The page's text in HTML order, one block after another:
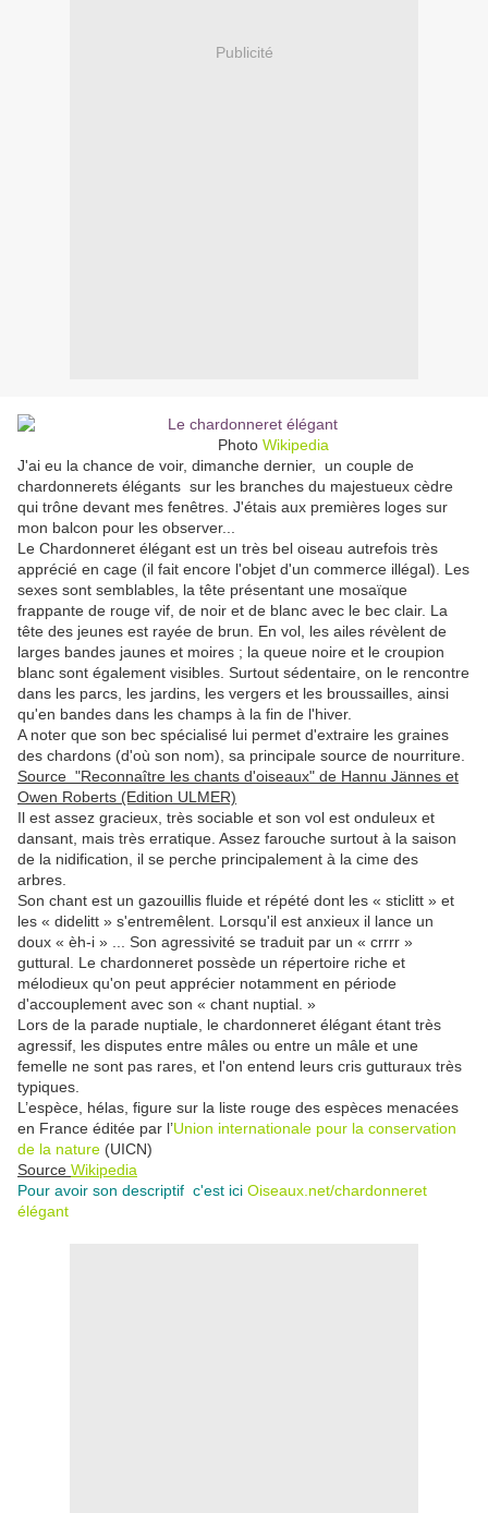
Publicité
Photo Wikipedia
J'ai eu la chance de voir, dimanche dernier, un couple de
chardonnerets élégants sur les branches du majestueux cèdre
qui trône devant mes fenêtres. J'étais aux premières loges sur
mon balcon pour les observer...
Le Chardonneret élégant est un très bel oiseau autrefois très
apprécié en cage (il fait encore l'objet d'un commerce illégal). Les
sexes sont semblables, la tête présentant une mosaïque
frappante de rouge vif, de noir et de blanc avec le bec clair. La
tête des jeunes est rayée de brun. En vol, les ailes révèlent de
larges bandes jaunes et moires ; la queue noire et le croupion
blanc sont également visibles. Surtout sédentaire, on le rencontre
dans les parcs, les jardins, les vergers et les broussailles, ainsi
qu'en bandes dans les champs à la fin de l'hiver.
A noter que son bec spécialisé lui permet d'extraire les graines
des chardons (d'où son nom), sa principale source de nourriture.
Source "Reconnaître les chants d'oiseaux" de Hannu Jännes et
Owen Roberts (Edition ULMER)
Il est assez gracieux, très sociable et son vol est onduleux et
dansant, mais très erratique. Assez farouche surtout à la saison
de la nidification, il se perche principalement à la cime des
arbres.
Son chant est un gazouillis fluide et répété dont les « sticlitt » et
les « didelitt » s'entremêlent. Lorsqu'il est anxieux il lance un
doux « èh-i » ... Son agressivité se traduit par un « crrrr »
guttural. Le chardonneret possède un répertoire riche et
mélodieux qu'on peut apprécier notamment en période
d'accouplement avec son « chant nuptial. »
Lors de la parade nuptiale, le chardonneret élégant étant très
agressif, les disputes entre mâles ou entre un mâle et une
femelle ne sont pas rares, et l'on entend leurs cris gutturaux très
typiques.
L’espèce, hélas, figure sur la liste rouge des espèces menacées
en France éditée par l’Union internationale pour la conservation
de la nature (UICN)
Source Wikipedia
Pour avoir son descriptif c'est ici Oiseaux.net/chardonneret
élégant